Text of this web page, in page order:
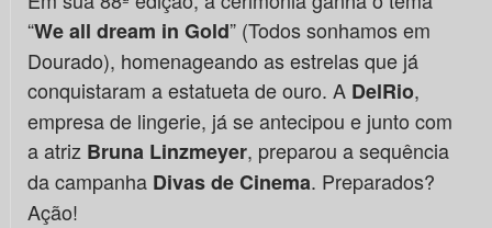
“We all dream in Gold” (Todos sonhamos em
Dourado), homenageando as estrelas que já
conquistaram a estatueta de ouro. A DelRio,
empresa de lingerie, já se antecipou e junto com
a atriz Bruna Linzmeyer, preparou a sequência
da campanha Divas de Cinema. Preparados?
Ação!